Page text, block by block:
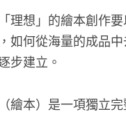
理想」的繪本創作
如何從海量的成品
步建立。
繪本）是一項獨立